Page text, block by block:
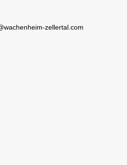
zellertal.com